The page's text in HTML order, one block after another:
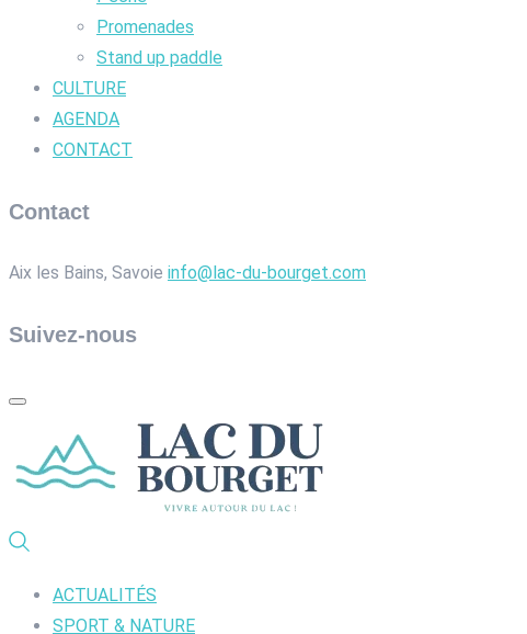
Promenades
Stand up paddle
CULTURE
AGENDA
CONTACT
Contact
Aix les Bains, Savoie info@lac-du-bourget.com
Suivez-nous
ACTUALITÉS
SPORT & NATURE